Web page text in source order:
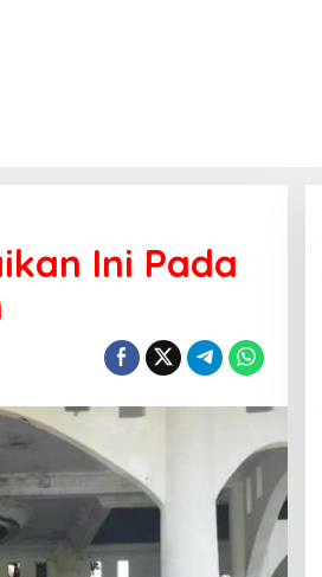
Ini Pada